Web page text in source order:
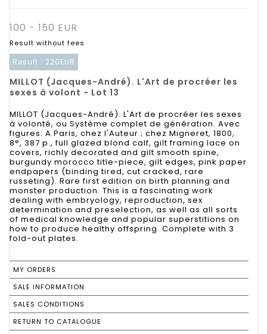
100 - 150 EUR
Result without fees
Result : 220EUR
MILLOT (Jacques-André). L'Art de procréer les
sexes à volont - Lot 13
MILLOT (Jacques-André). L'Art de procréer les sexes
à volonté, ou Système complet de génération. Avec
figures. A Paris, chez l'Auteur ; chez Migneret, 1800,
8°, 387 p., full glazed blond calf, gilt framing lace on
covers, richly decorated and gilt smooth spine,
burgundy morocco title-piece, gilt edges, pink paper
endpapers (binding tired, cut cracked, rare
russeting). Rare first edition on birth planning and
monster production. This is a fascinating work
dealing with embryology, reproduction, sex
determination and preselection, as well as all sorts
of medical knowledge and popular superstitions on
how to produce healthy offspring. Complete with 3
fold-out plates.
MY ORDERS
SALE INFORMATION
SALES CONDITIONS
RETURN TO CATALOGUE